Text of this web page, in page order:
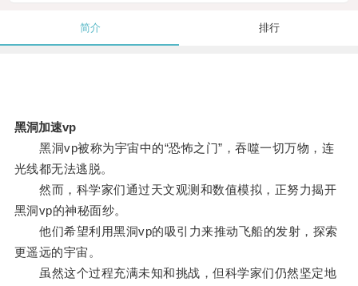
简介 排行
黑洞加速vp
黑洞vp被称为宇宙中的“恐怖之门”，吞噬一切万物，连
光线都无法逃脱。
然而，科学家们通过天文观测和数值模拟，正努力揭开
黑洞vp的神秘面纱。
他们希望利用黑洞vp的吸引力来推动飞船的发射，探索
更遥远的宇宙。
虽然这个过程充满未知和挑战，但科学家们仍然坚定地